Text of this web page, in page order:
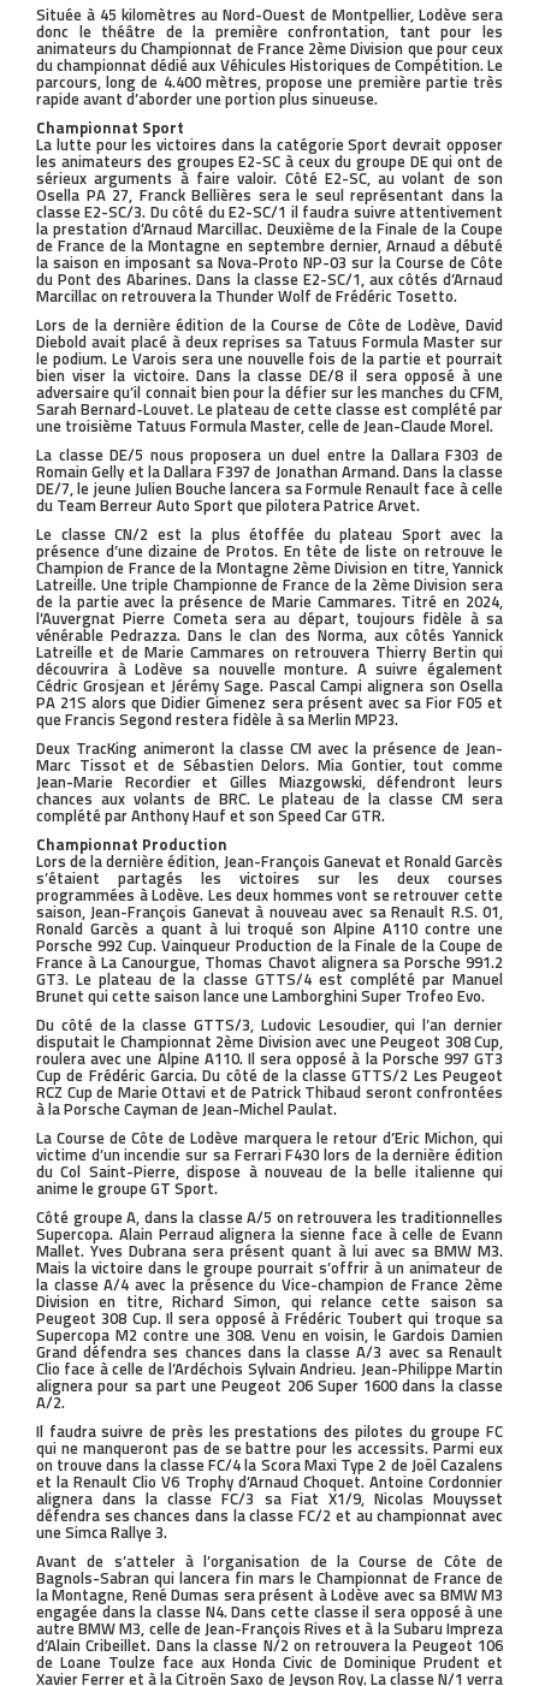
Située à 45 kilomètres au Nord-Ouest de Montpellier, Lodève sera
donc le théâtre de la première confrontation, tant pour les
animateurs du Championnat de France 2ème Division que pour ceux
du championnat dédié aux Véhicules Historiques de Compétition. Le
parcours, long de 4.400 mètres, propose une première partie très
rapide avant d’aborder une portion plus sinueuse.
Championnat Sport
La lutte pour les victoires dans la catégorie Sport devrait opposer
les animateurs des groupes E2-SC à ceux du groupe DE qui ont de
sérieux arguments à faire valoir. Côté E2-SC, au volant de son
Osella PA 27, Franck Bellières sera le seul représentant dans la
classe E2-SC/3. Du côté du E2-SC/1 il faudra suivre attentivement
la prestation d’Arnaud Marcillac. Deuxième de la Finale de la Coupe
de France de la Montagne en septembre dernier, Arnaud a débuté
la saison en imposant sa Nova-Proto NP-03 sur la Course de Côte
du Pont des Abarines. Dans la classe E2-SC/1, aux côtés d’Arnaud
Marcillac on retrouvera la Thunder Wolf de Frédéric Tosetto.
Lors de la dernière édition de la Course de Côte de Lodève, David
Diebold avait placé à deux reprises sa Tatuus Formula Master sur
le podium. Le Varois sera une nouvelle fois de la partie et pourrait
bien viser la victoire. Dans la classe DE/8 il sera opposé à une
adversaire qu’il connait bien pour la défier sur les manches du CFM,
Sarah Bernard-Louvet. Le plateau de cette classe est complété par
une troisième Tatuus Formula Master, celle de Jean-Claude Morel.
La classe DE/5 nous proposera un duel entre la Dallara F303 de
Romain Gelly et la Dallara F397 de Jonathan Armand. Dans la classe
DE/7, le jeune Julien Bouche lancera sa Formule Renault face à celle
du Team Berreur Auto Sport que pilotera Patrice Arvet.
Le classe CN/2 est la plus étoffée du plateau Sport avec la
présence d’une dizaine de Protos. En tête de liste on retrouve le
Champion de France de la Montagne 2ème Division en titre, Yannick
Latreille. Une triple Championne de France de la 2ème Division sera
de la partie avec la présence de Marie Cammares. Titré en 2024,
l’Auvergnat Pierre Cometa sera au départ, toujours fidèle à sa
vénérable Pedrazza. Dans le clan des Norma, aux côtés Yannick
Latreille et de Marie Cammares on retrouvera Thierry Bertin qui
découvrira à Lodève sa nouvelle monture. A suivre également
Cédric Grosjean et Jérémy Sage. Pascal Campi alignera son Osella
PA 21S alors que Didier Gimenez sera présent avec sa Fior F05 et
que Francis Segond restera fidèle à sa Merlin MP23.
Deux TracKing animeront la classe CM avec la présence de Jean-
Marc Tissot et de Sébastien Delors. Mia Gontier, tout comme
Jean-Marie Recordier et Gilles Miazgowski, défendront leurs
chances aux volants de BRC. Le plateau de la classe CM sera
complété par Anthony Hauf et son Speed Car GTR.
Championnat Production
Lors de la dernière édition, Jean-François Ganevat et Ronald Garcès
s’étaient partagés les victoires sur les deux courses
programmées à Lodève. Les deux hommes vont se retrouver cette
saison, Jean-François Ganevat à nouveau avec sa Renault R.S. 01,
Ronald Garcès a quant à lui troqué son Alpine A110 contre une
Porsche 992 Cup. Vainqueur Production de la Finale de la Coupe de
France à La Canourgue, Thomas Chavot alignera sa Porsche 991.2
GT3. Le plateau de la classe GTTS/4 est complété par Manuel
Brunet qui cette saison lance une Lamborghini Super Trofeo Evo.
Du côté de la classe GTTS/3, Ludovic Lesoudier, qui l’an dernier
disputait le Championnat 2ème Division avec une Peugeot 308 Cup,
roulera avec une Alpine A110. Il sera opposé à la Porsche 997 GT3
Cup de Frédéric Garcia. Du côté de la classe GTTS/2 Les Peugeot
RCZ Cup de Marie Ottavi et de Patrick Thibaud seront confrontées
à la Porsche Cayman de Jean-Michel Paulat.
La Course de Côte de Lodève marquera le retour d’Eric Michon, qui
victime d’un incendie sur sa Ferrari F430 lors de la dernière édition
du Col Saint-Pierre, dispose à nouveau de la belle italienne qui
anime le groupe GT Sport.
Côté groupe A, dans la classe A/5 on retrouvera les traditionnelles
Supercopa. Alain Perraud alignera la sienne face à celle de Evann
Mallet. Yves Dubrana sera présent quant à lui avec sa BMW M3.
Mais la victoire dans le groupe pourrait s’offrir à un animateur de
la classe A/4 avec la présence du Vice-champion de France 2ème
Division en titre, Richard Simon, qui relance cette saison sa
Peugeot 308 Cup. Il sera opposé à Frédéric Toubert qui troque sa
Supercopa M2 contre une 308. Venu en voisin, le Gardois Damien
Grand défendra ses chances dans la classe A/3 avec sa Renault
Clio face à celle de l’Ardéchois Sylvain Andrieu. Jean-Philippe Martin
alignera pour sa part une Peugeot 206 Super 1600 dans la classe
A/2.
Il faudra suivre de près les prestations des pilotes du groupe FC
qui ne manqueront pas de se battre pour les accessits. Parmi eux
on trouve dans la classe FC/4 la Scora Maxi Type 2 de Joël Cazalens
et la Renault Clio V6 Trophy d’Arnaud Choquet. Antoine Cordonnier
alignera dans la classe FC/3 sa Fiat X1/9, Nicolas Mouysset
défendra ses chances dans la classe FC/2 et au championnat avec
une Simca Rallye 3.
Avant de s’atteler à l’organisation de la Course de Côte de
Bagnols-Sabran qui lancera fin mars le Championnat de France de
la Montagne, René Dumas sera présent à Lodève avec sa BMW M3
engagée dans la classe N4. Dans cette classe il sera opposé à une
autre BMW M3, celle de Jean-François Rives et à la Subaru Impreza
d’Alain Cribeillet. Dans la classe N/2 on retrouvera la Peugeot 106
de Loane Toulze face aux Honda Civic de Dominique Prudent et
Xavier Ferrer et à la Citroën Saxo de Jeyson Roy. La classe N/1 verra